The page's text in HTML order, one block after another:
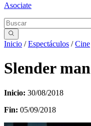
Asociate
Inicio /Espectáculos /Cine
Slender man
Inicio: 30/08/2018
Fin: 05/09/2018